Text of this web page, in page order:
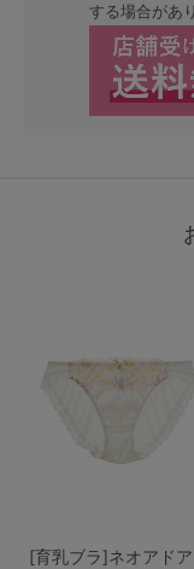
する場合があ
[育乳ブラ]ネオアドア